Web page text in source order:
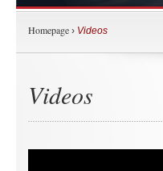
Homepage › Videos
Videos